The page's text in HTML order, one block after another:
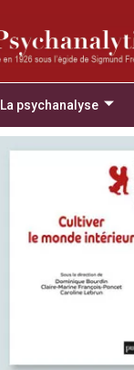
La psychanalyse